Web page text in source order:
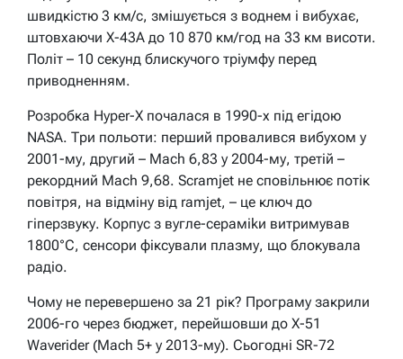
швидкістю 3 км/с, змішується з воднем і вибухає,
штовхаючи X-43A до 10 870 км/год на 33 км висоти.
Політ – 10 секунд блискучого тріумфу перед
приводненням.
Розробка Hyper-X почалася в 1990-х під егідою
NASA. Три польоти: перший провалився вибухом у
2001-му, другий – Mach 6,83 у 2004-му, третій –
рекордний Mach 9,68. Scramjet не сповільнює потік
повітря, на відміну від ramjet, – це ключ до
гіперзвуку. Корпус з вугле-ceрамikи витримував
1800°C, сенсори фіксували плазму, що блокувала
радіо.
Чому не перевершено за 21 рік? Програму закрили
2006-го через бюджет, перейшовши до X-51
Waverider (Mach 5+ у 2013-му). Сьогодні SR-72